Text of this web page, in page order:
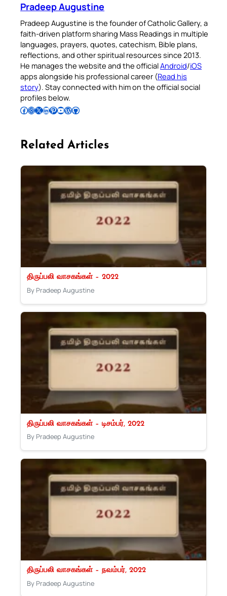
Pradeep Augustine
Pradeep Augustine is the founder of Catholic Gallery, a
faith-driven platform sharing Mass Readings in multiple
languages, prayers, quotes, catechism, Bible plans,
reflections, and other spiritual resources since 2013.
He manages the website and the officialAndroid/iOS
apps alongside his professional career (Read his
story). Stay connected with him on the official social
profiles below.
Follow Pradeep on Facebook Follow Pradeep on InstagramFollow Pradeep on X Follow Pradeep on LinkedIn Follow Pradeep on Pinterest Subscribe to Pradeep’s Youtube Channel Follow Pradeep on WordPress Follow Pradeep on GitHub
Related Articles
திருப்பலி வாசகங்கள் – 2022
By Pradeep Augustine
திருப்பலி வாசகங்கள் – டிசம்பர், 2022
By Pradeep Augustine
திருப்பலி வாசகங்கள் – நவம்பர், 2022
By Pradeep Augustine